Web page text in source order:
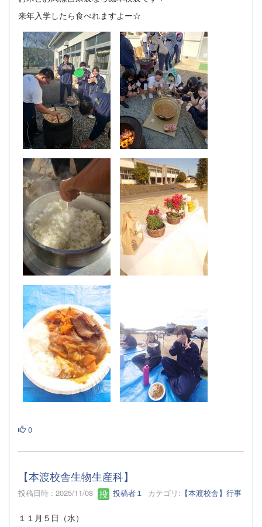
来年入学したら食べれますよー☆
0
【本渡校舎生物生産科】
投稿日時 : 2025/11/08 投稿者１ カテゴリ: 【本渡校舎】行事
１１月５日（水）